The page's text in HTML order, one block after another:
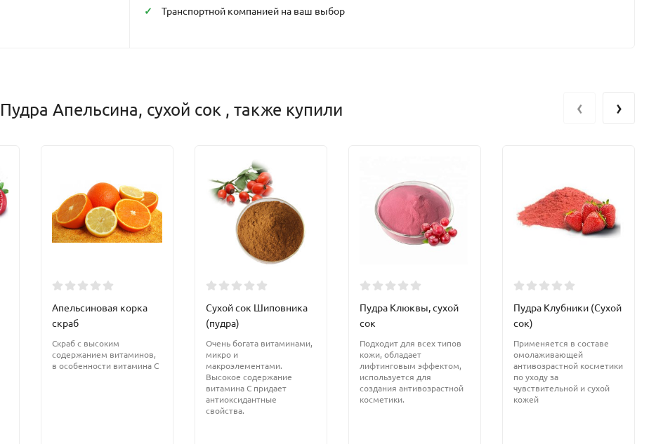
Транспортной компанией на ваш выбор
Апельсина, сухой сок , также купили
Апельсиновая корка
скраб
Скраб с высоким
содержанием витаминов,
в особенности витамина С
Сухой сок Шиповника
(пудра)
Очень богата витаминами,
микро и
макроэлементами.
Высокое содержание
витамина С придает
антиоксидантные
свойства.
Пудра Клюквы, сухой
сок
Подходит для всех типов
кожи, обладает
лифтинговым эффектом,
используется для
создания антивозрастной
косметики.
Пудра Клубники (Сухой
сок)
Применяется в составе
омолаживающей
антивозрастной косметики
по уходу за
чувствительной и сухой
кожей
‹ ›